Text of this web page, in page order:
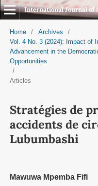
International Journal of
Home / Archives
/
Vol. 4 No. 3 (2024): Impact of
Advancement in the
Opportunities
/
Articles
Stratégies de
accidents de
Lubumbashi
Mawuwa Mpemba Fifi